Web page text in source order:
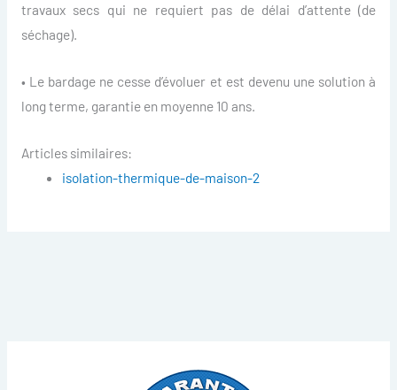
travaux secs qui ne requiert pas de délai d’attente (de
séchage).
• Le bardage ne cesse d’évoluer et est devenu une solution à
long terme, garantie en moyenne 10 ans.
Articles similaires:
isolation-thermique-de-maison-2